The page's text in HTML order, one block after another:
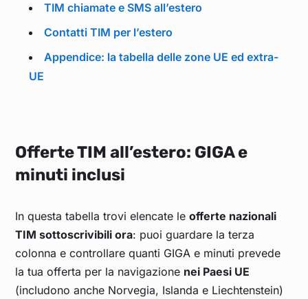
TIM chiamate e SMS all’estero
Contatti TIM per l’estero
Appendice: la tabella delle zone UE ed extra-
UE
Offerte TIM all’estero: GIGA e
minuti inclusi
In questa tabella trovi elencate leofferte nazionali
TIM sottoscrivibili ora: puoi guardare la terza
colonna e controllare quanti GIGA e minuti prevede
la tua offerta per la navigazione nei Paesi UE
(includono anche Norvegia, Islanda e Liechtenstein)